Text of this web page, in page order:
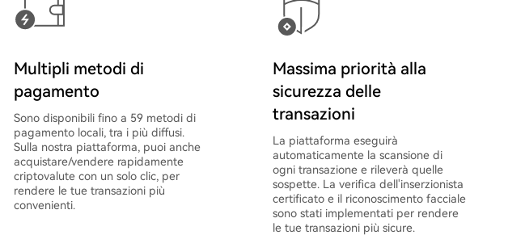
Multipli metodi di
pagamento
Sono disponibili fino a 59 metodi di
pagamento locali, tra i più diffusi.
Sulla nostra piattaforma, puoi anche
acquistare/vendere rapidamente
criptovalute con un solo clic, per
rendere le tue transazioni più
convenienti.
Massima priorità alla
sicurezza delle
transazioni
La piattaforma eseguirà
automaticamente la scansione di
ogni transazione e rileverà quelle
sospette. La verifica dell'inserzionista
certificato e il riconoscimento facciale
sono stati implementati per rendere
le tue transazioni più sicure.